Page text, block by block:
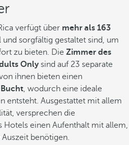
verfügt über mehr als 163
und sorgfältig gestaltet sind, um
zu bieten. Die Zimmer des
Only sind auf 23 separate
ihnen bieten einen
, wodurch eine ideale
entsteht. Ausgestattet mit allem
versprechen die
einen Aufenthalt mit allem,
benötigen.